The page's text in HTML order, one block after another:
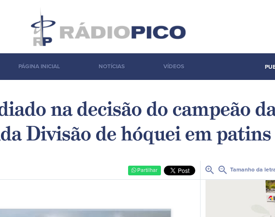
PÁGINA INICIAL NOTÍCIAS VÍDEOS
na decisão do campeão
Divisão de hóquei em patins
Partilhar zoom_in zoom_out Tamanho da